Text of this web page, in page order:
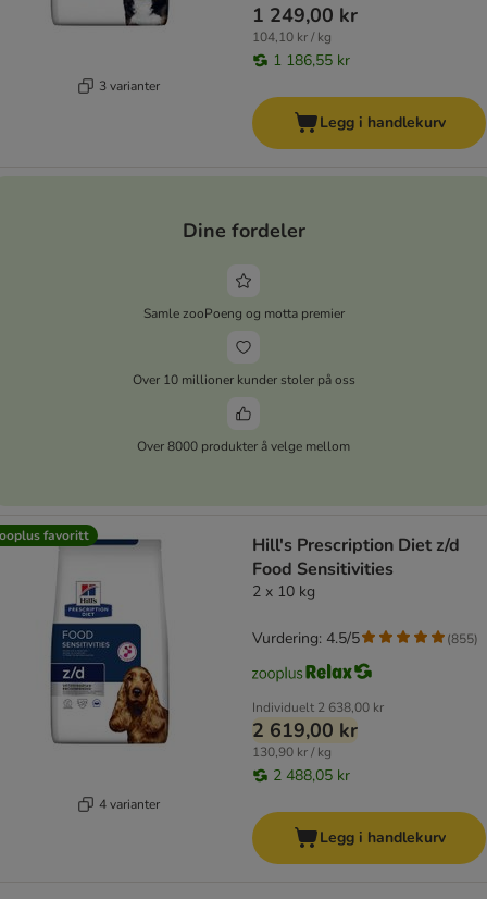
3 varianter
1 249,00 kr
104,10 kr / kg
1 186,55 kr
Legg i handlekurv
Dine fordeler
Samle zooPoeng og motta premier
Over 10 millioner kunder stoler på oss
Over 8000 produkter å velge mellom
favoritt
4 varianter
Hill's Prescription Diet z/d
Food Sensitivities
2 x 10 kg
Individuelt 2 638,00 kr
2 619,00 kr
130,90 kr / kg
2 488,05 kr
Vurdering: 4.5/5 (855)
Legg i handlekurv